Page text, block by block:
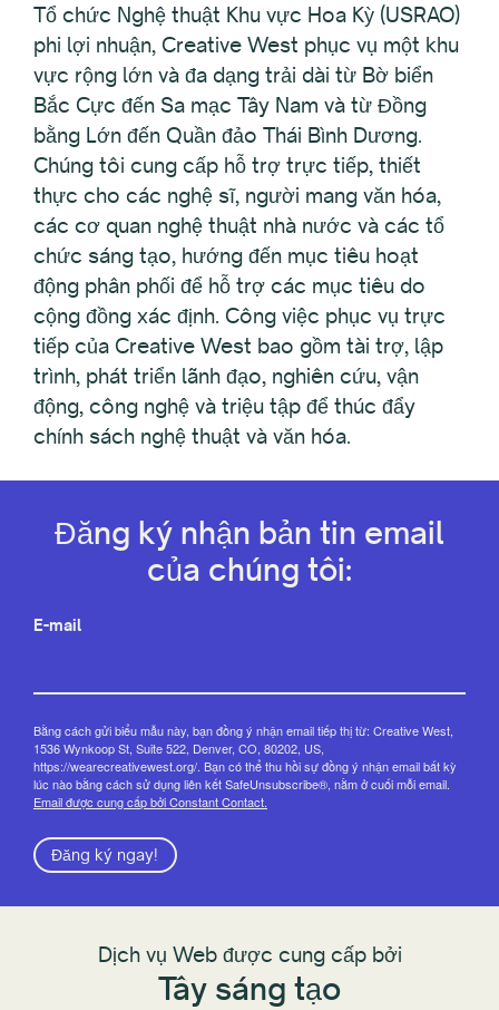
Tổ chức Nghệ thuật Khu vực Hoa Kỳ (USRAO)
phi lợi nhuận, Creative West phục vụ một khu
vực rộng lớn và đa dạng trải dài từ Bờ biển
Bắc Cực đến Sa mạc Tây Nam và từ Đồng
bằng Lớn đến Quần đảo Thái Bình Dương.
Chúng tôi cung cấp hỗ trợ trực tiếp, thiết
thực cho các nghệ sĩ, người mang văn hóa,
các cơ quan nghệ thuật nhà nước và các tổ
chức sáng tạo, hướng đến mục tiêu hoạt
động phân phối để hỗ trợ các mục tiêu do
cộng đồng xác định. Công việc phục vụ trực
tiếp của Creative West bao gồm tài trợ, lập
trình, phát triển lãnh đạo, nghiên cứu, vận
động, công nghệ và triệu tập để thúc đẩy
chính sách nghệ thuật và văn hóa.
Đăng ký nhận bản tin email
của chúng tôi:
E-mail
Bằng cách gửi biểu mẫu này, bạn đồng ý nhận email tiếp thị từ: Creative West,
1536 Wynkoop St, Suite 522, Denver, CO, 80202, US,
https://wearecreativewest.org/. Bạn có thể thu hồi sự đồng ý nhận email bất kỳ
lúc nào bằng cách sử dụng liên kết SafeUnsubscribe®, nằm ở cuối mỗi email.
Email được cung cấp bởi Constant Contact.
Đăng ký ngay!
Dịch vụ Web được cung cấp bởi
Tây sáng tạo